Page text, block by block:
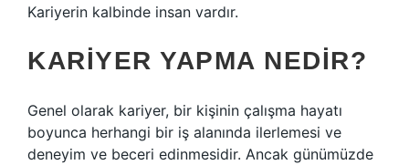
Kariyerin kalbinde insan vardır.
KARIYER YAPMA NEDIR?
Genel olarak kariyer, bir kişinin çalışma hayatı
boyunca herhangi bir iş alanında ilerlemesi ve
deneyim ve beceri edinmesidir. Ancak günümüzde